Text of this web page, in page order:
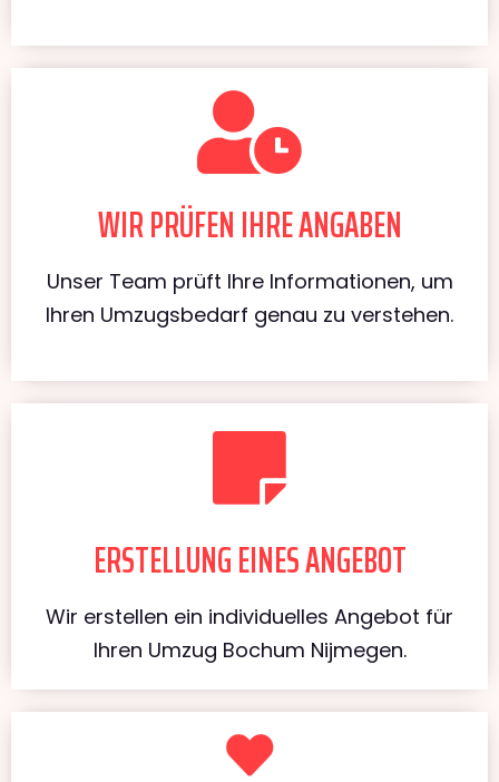
WIR PRÜFEN IHRE ANGABEN
Unser Team prüft Ihre Informationen, um
Ihren Umzugsbedarf genau zu verstehen.
ERSTELLUNG EINES ANGEBOT
Wir erstellen ein individuelles Angebot für
Ihren Umzug Bochum Nijmegen.